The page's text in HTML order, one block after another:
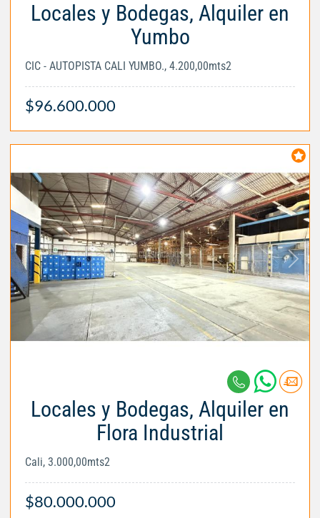
Locales y Bodegas, Alquiler en
Yumbo
CIC - AUTOPISTA CALI YUMBO., 4.200,00mts2
$96.600.000
Locales y Bodegas, Alquiler en
Flora Industrial
Cali, 3.000,00mts2
$80.000.000